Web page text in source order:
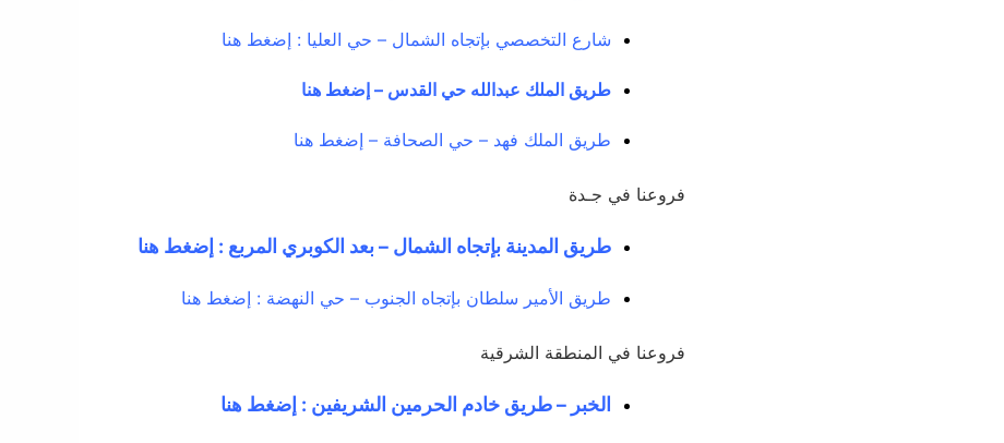
شارع التخصصي بإتجاه الشمال – حي العليا : إضغط هنا
طريق الملك عبدالله حي القدس – إضغط هنا
طريق الملك فهد – حي الصحافة – إضغط هنا
فروعنا في جـدة
طريق المدينة بإتجاه الشمال – بعد الكوبري المربع : إضغط هنا
طريق الأمير سلطان بإتجاه الجنوب – حي النهضة : إضغط هنا
فروعنا في المنطقة الشرقية
الخبر – طريق خادم الحرمين الشريفين : إضغط هنا